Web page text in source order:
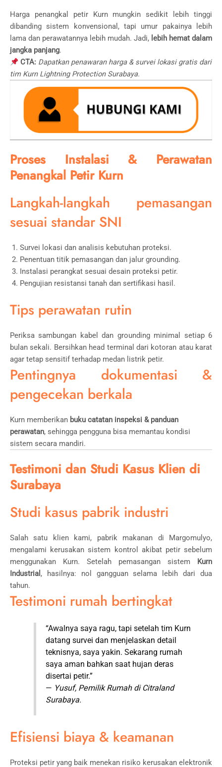
Harga penangkal petir Kurn mungkin sedikit lebih tinggi
dibanding sistem konvensional, tapi umur pakainya lebih
lama dan perawatannya lebih mudah. Jadi, lebih hemat dalam
jangka panjang.
CTA: Dapatkan penawaran harga & survei lokasi gratis dari
tim Kurn Lightning Protection Surabaya.
Proses Instalasi & Perawatan
Penangkal Petir Kurn
Langkah-langkah pemasangan
sesuai standar SNI
Survei lokasi dan analisis kebutuhan proteksi.
Penentuan titik pemasangan dan jalur grounding.
Instalasi perangkat sesuai desain proteksi petir.
Pengujian resistansi tanah dan sertifikasi hasil.
Tips perawatan rutin
Periksa sambungan kabel dan grounding minimal setiap 6
bulan sekali. Bersihkan head terminal dari kotoran atau karat
agar tetap sensitif terhadap medan listrik petir.
Pentingnya dokumentasi &
pengecekan berkala
Kurn memberikan buku catatan inspeksi & panduan
perawatan, sehingga pengguna bisa memantau kondisi
sistem secara mandiri.
Testimoni dan Studi Kasus Klien di
Surabaya
Studi kasus pabrik industri
Salah satu klien kami, pabrik makanan di Margomulyo,
mengalami kerusakan sistem kontrol akibat petir sebelum
menggunakan Kurn. Setelah pemasangan sistem Kurn
Industrial , hasilnya: nol gangguan selama lebih dari dua
tahun.
Testimoni rumah bertingkat
“Awalnya saya ragu, tapi setelah tim Kurn
datang survei dan menjelaskan detail
teknisnya, saya yakin. Sekarang rumah
saya aman bahkan saat hujan deras
disertai petir.”
— Yusuf, Pemilik Rumah di Citraland
Surabaya.
Efisiensi biaya & keamanan
Proteksi petir yang baik menekan risiko kerusakan elektronik